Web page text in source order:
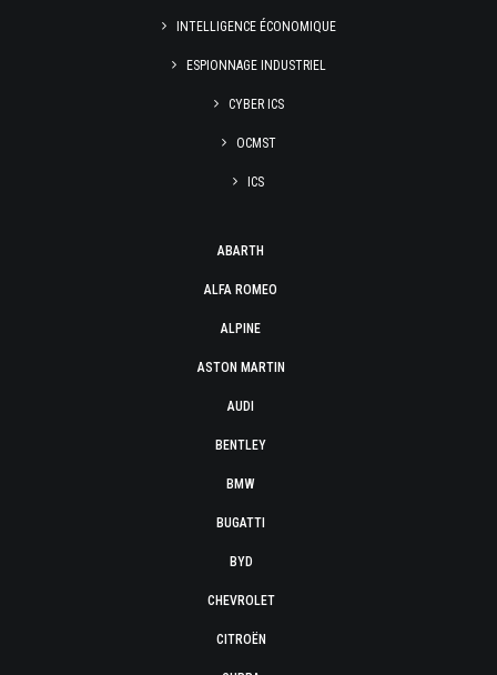
INTELLIGENCE ÉCONOMIQUE
ESPIONNAGE INDUSTRIEL
CYBER ICS
OCMST
ICS
ABARTH
ALFA ROMEO
ALPINE
ASTON MARTIN
AUDI
BENTLEY
BMW
BUGATTI
BYD
CHEVROLET
CITROËN